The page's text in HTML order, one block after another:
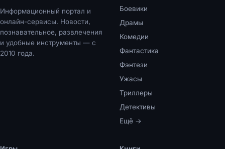
Информационный портал и
онлайн-сервисы. Новости,
познавательное, развлечения
и удобные инструменты — с
2010 года.
Боевики
Драмы
Комедии
Фантастика
Фэнтези
Ужасы
Триллеры
Детективы
Ещё →